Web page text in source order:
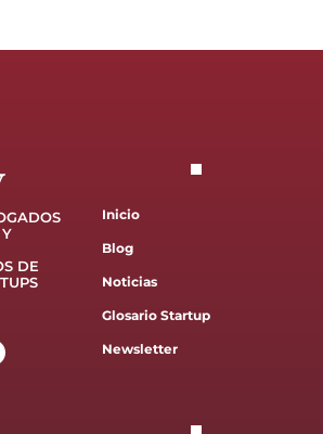
DE
Inicio
Blog
Noticias
Glosario Startup
Newsletter